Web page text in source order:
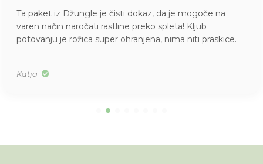
Ta paket iz Džungle je čisti dokaz, da je mogoče na
varen način naročati rastline preko spleta! Kljub
potovanju je rožica super ohranjena, nima niti praskice.
Katja